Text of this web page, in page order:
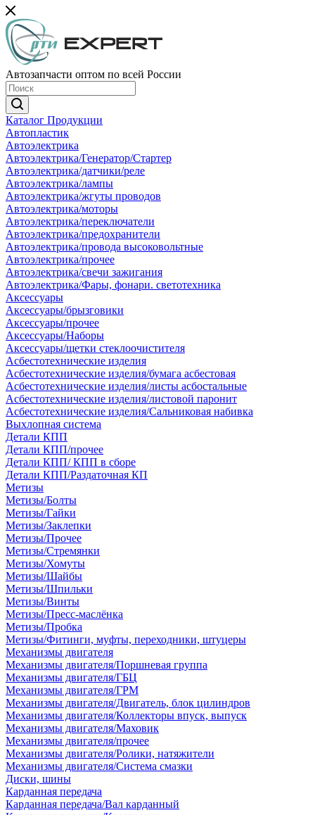
Автозапчасти оптом по всей России
Каталог Продукции
Автопластик
Автоэлектрика
Автоэлектрика/Генератор/Стартер
Автоэлектрика/датчики/реле
Автоэлектрика/лампы
Автоэлектрика/жгуты проводов
Автоэлектрика/моторы
Автоэлектрика/переключатели
Автоэлектрика/предохранители
Автоэлектрика/провода высоковольтные
Автоэлектрика/прочее
Автоэлектрика/свечи зажигания
Автоэлектрика/Фары, фонари. светотехника
Аксессуары
Аксессуары/брызговики
Аксессуары/прочее
Аксессуары/Наборы
Аксессуары/щетки стеклоочистителя
Асбестотехнические изделия
Асбестотехнические изделия/бумага асбестовая
Асбестотехнические изделия/листы асбостальные
Асбестотехнические изделия/листовой паронит
Асбестотехнические изделия/Сальниковая набивка
Выхлопная система
Детали КПП
Детали КПП/прочее
Детали КПП/ КПП в сборе
Детали КПП/Раздаточная КП
Метизы
Метизы/Болты
Метизы/Гайки
Метизы/Заклепки
Метизы/Прочее
Метизы/Стремянки
Метизы/Хомуты
Метизы/Шайбы
Метизы/Шпильки
Метизы/Винты
Метизы/Пресс-маслёнка
Метизы/Пробка
Метизы/Фитинги, муфты, переходники, штуцеры
Механизмы двигателя
Механизмы двигателя/Поршневая группа
Механизмы двигателя/ГБЦ
Механизмы двигателя/ГРМ
Механизмы двигателя/Двигатель, блок цилиндров
Механизмы двигателя/Коллекторы впуск, выпуск
Механизмы двигателя/Маховик
Механизмы двигателя/прочее
Механизмы двигателя/Ролики, натяжители
Механизмы двигателя/Система смазки
Диски, шины
Карданная передача
Карданная передача/Вал карданный